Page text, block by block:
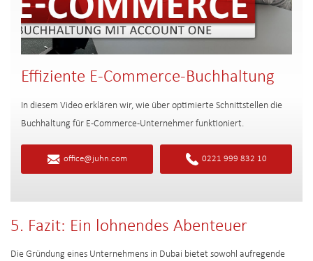
Effiziente E-Commerce-Buchhaltung
In diesem Video erklären wir, wie über optimierte Schnittstellen die
Buchhaltung für E-Commerce-Unternehmer funktioniert.
office@juhn.com 0221 999 832 10
5. Fazit: Ein lohnendes Abenteuer
Die Gründung eines Unternehmens in Dubai bietet sowohl aufregende